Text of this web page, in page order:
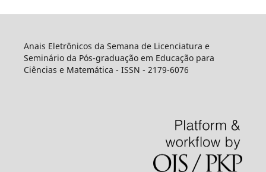
Anais Eletrônicos da Semana de Licenciatura e
Seminário da Pós-graduação em Educação para
Ciências e Matemática - ISSN - 2179-6076